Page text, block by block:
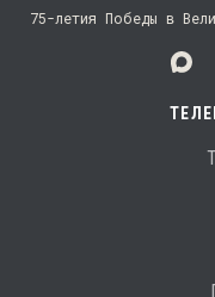
75-летия Победы в